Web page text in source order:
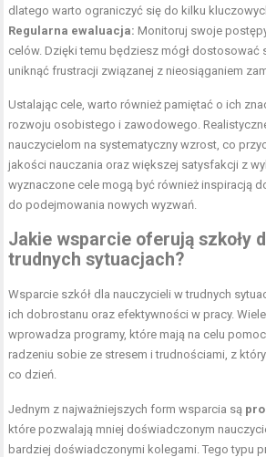
dlatego warto ograniczyć się do kilku
Regularna ewaluacja: Monitoruj swoje
celów. Dzięki temu będziesz mógł dostosować
uniknąć frustracji związanej z nieosiąganiem
Ustalając cele, warto również pamiętać o ich
rozwoju osobistego i zawodowego.
nauczycielom na systematyczny wzrost, co
jakości nauczania oraz większej satysfakcji z
wyznaczone cele mogą być również inspiracją
do podejmowania nowych wyzwań.
Jakie wsparcie oferują szkoły
trudnych sytuacjach?
Wsparcie szkół dla nauczycieli w trudnych
ich dobrostanu oraz efektywności w pracy.
wprowadza programy, które mają na celu
radzeniu sobie ze stresem i trudnościami, z
co dzień.
Jednym z najważniejszych form wsparcia są
które pozwalają mniej doświadczonym
bardziej doświadczonymi kolegami. Tego typu